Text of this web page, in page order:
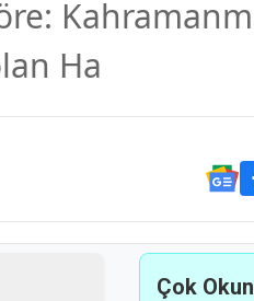
Ha
Çok